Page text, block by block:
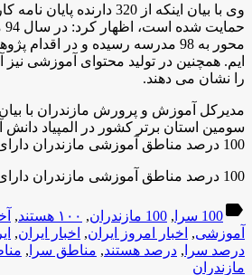
وی با بیان اینکه از 320
را نشان می دهند.
مديركل آموزش و پرورش مازندران با
سومین استان برتر کشور در المپیاد
100 درصد مناطق آموزشی مازندران دارای پژوهش سرا هستند.
100 درصد مناطق آموزشی مازندران دارای پژوهش سرا هستند
label100 سرا , 100 مازندران , ۱۰۰ هستند ,
آموزشی, اخبار امروز ایران, اخبار ایران,
درصد سرا , درصد هستند, مناطق سرا ,
مازندران